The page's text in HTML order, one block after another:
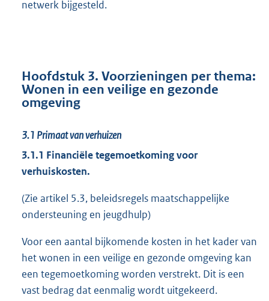
netwerk bijgesteld.
Hoofdstuk 3. Voorzieningen per thema:
Wonen in een veilige en gezonde
omgeving
3.1 Primaat van verhuizen
3.1.1 Financiële tegemoetkoming voor
verhuiskosten.
(Zie artikel 5.3, beleidsregels maatschappelijke
ondersteuning en jeugdhulp)
Voor een aantal bijkomende kosten in het kader van
het wonen in een veilige en gezonde omgeving kan
een tegemoetkoming worden verstrekt. Dit is een
vast bedrag dat eenmalig wordt uitgekeerd.